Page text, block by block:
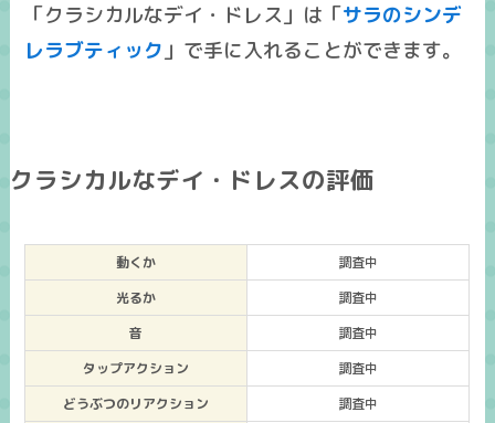
「クラシカルなデイ・ドレス」は「サラのシンデ
レラブティック」で手に入れることができます。
クラシカルなデイ・ドレスの評価
動くか
調査中
光るか
調査中
音
調査中
タップアクション
調査中
どうぶつのリアクション
調査中